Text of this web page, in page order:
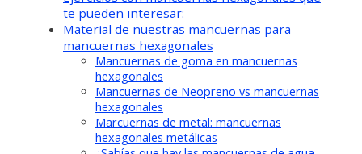
te pueden interesar:
Material de nuestras mancuernas para
mancuernas hexagonales
Mancuernas de goma en mancuernas
hexagonales
Mancuernas de Neopreno vs mancuernas
hexagonales
Marcuernas de metal: mancuernas
hexagonales metálicas